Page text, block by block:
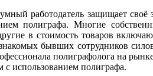
работодатель защищает
полиграфа. Многие
в стоимость товаров
бывших сотрудников
полиграфолога на
с использованием полиграфа.